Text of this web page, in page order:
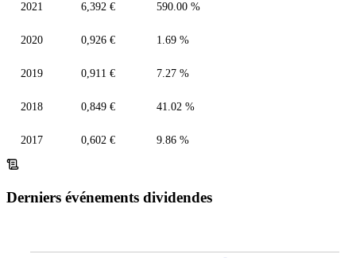
2021 6,392 € 590.00 %
2020 0,926 € 1.69 %
2019 0,911 € 7.27 %
2018 0,849 € 41.02 %
2017 0,602 € 9.86 %
Derniers événements dividendes